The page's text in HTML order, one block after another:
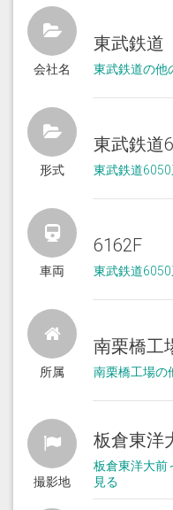
会社名
東武鉄道
東武鉄道の他
形式
東武鉄道
東武鉄道
車両
6162F
東武鉄道
所属
南栗橋工
南栗橋工場の
撮影地
板倉東洋
板倉東洋大前
見る